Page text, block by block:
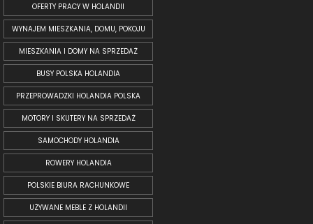
OFERTY PRACY W HOLANDII
WYNAJEM MIESZKANIA, DOMU, POKOJU
MIESZKANIA I DOMY NA SPRZEDAŻ
BUSY POLSKA HOLANDIA
PRZEPROWADZKI HOLANDIA POLSKA
MOTORY I SKUTERY NA SPRZEDAŻ
SAMOCHODY HOLANDIA
ROWERY HOLANDIA
POLSKIE BIURA RACHUNKOWE
UŻYWANE MEBLE Z HOLANDII